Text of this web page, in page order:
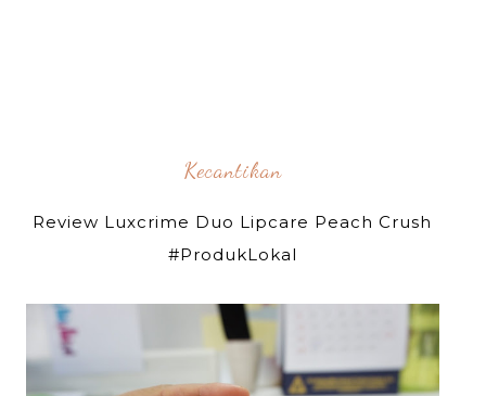
Kecantikan
Review Luxcrime Duo Lipcare Peach Crush
#ProdukLokal